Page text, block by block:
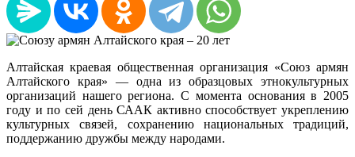
Алтайская краевая общественная организация «Союз армян
Алтайского края» — одна из образцовых этнокультурных
организаций нашего региона. С момента основания в 2005
году и по сей день СААК активно способствует укреплению
культурных связей, сохранению национальных традиций,
поддержанию дружбы между народами.